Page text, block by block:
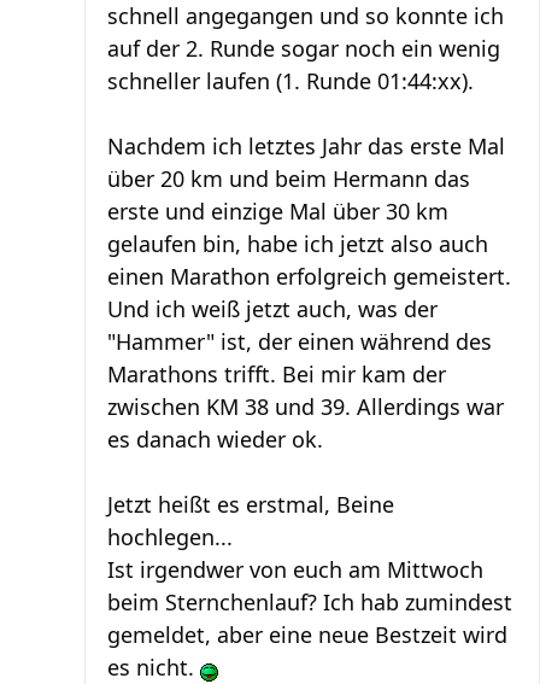
schnell angegangen und so konnte ich
auf der 2. Runde sogar noch ein wenig
schneller laufen (1. Runde 01:44:xx).
Nachdem ich letztes Jahr das erste Mal
über 20 km und beim Hermann das
erste und einzige Mal über 30 km
gelaufen bin, habe ich jetzt also auch
einen Marathon erfolgreich gemeistert.
Und ich weiß jetzt auch, was der
"Hammer" ist, der einen während des
Marathons trifft. Bei mir kam der
zwischen KM 38 und 39. Allerdings war
es danach wieder ok.
Jetzt heißt es erstmal, Beine
hochlegen...
Ist irgendwer von euch am Mittwoch
beim Sternchenlauf? Ich hab zumindest
gemeldet, aber eine neue Bestzeit wird
es nicht.